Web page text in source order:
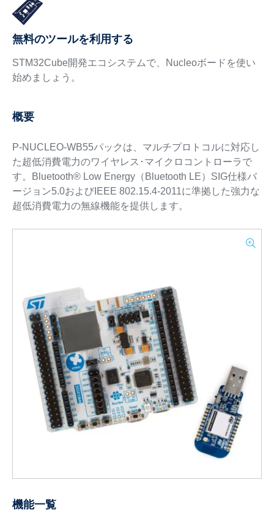
無料のツールを利用する
STM32Cube開発エコシステムで、Nucleoボードを使い
始めましょう。
概要
P-NUCLEO-WB55パックは、マルチプロトコルに対応し
た超低消費電力のワイヤレス･マイクロコントローラで
す。Bluetooth® Low Energy（Bluetooth LE）SIG仕様バ
ージョン5.0およびIEEE 802.15.4-2011に準拠した強力な
超低消費電力の無線機能を提供します。
機能一覧